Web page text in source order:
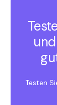
Testen